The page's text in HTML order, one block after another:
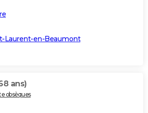
Laurent-en-Beaumont
ans)
obsèques